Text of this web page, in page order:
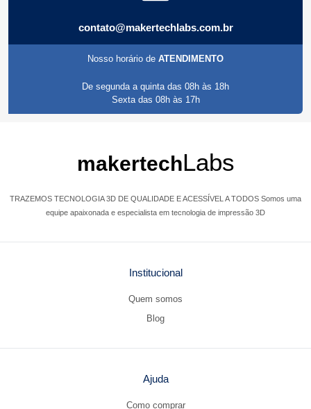
contato@makertechlabs.com.br
Nosso horário de ATENDIMENTO
De segunda a quinta das 08h às 18h
Sexta das 08h às 17h
makertechLabs
TRAZEMOS TECNOLOGIA 3D DE QUALIDADE E ACESSÍVEL A TODOS Somos uma
equipe apaixonada e especialista em tecnologia de impressão 3D
Institucional
Quem somos
Blog
Ajuda
Como comprar